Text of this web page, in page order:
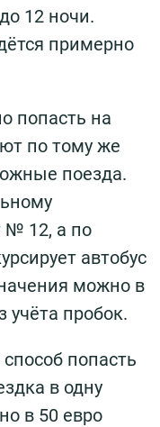
12 ночи.
примерно
попасть на
по тому же
поезда.
№ 12, а по
автобус
можно в
учёта пробок.
попасть
в одну
в 50 евро